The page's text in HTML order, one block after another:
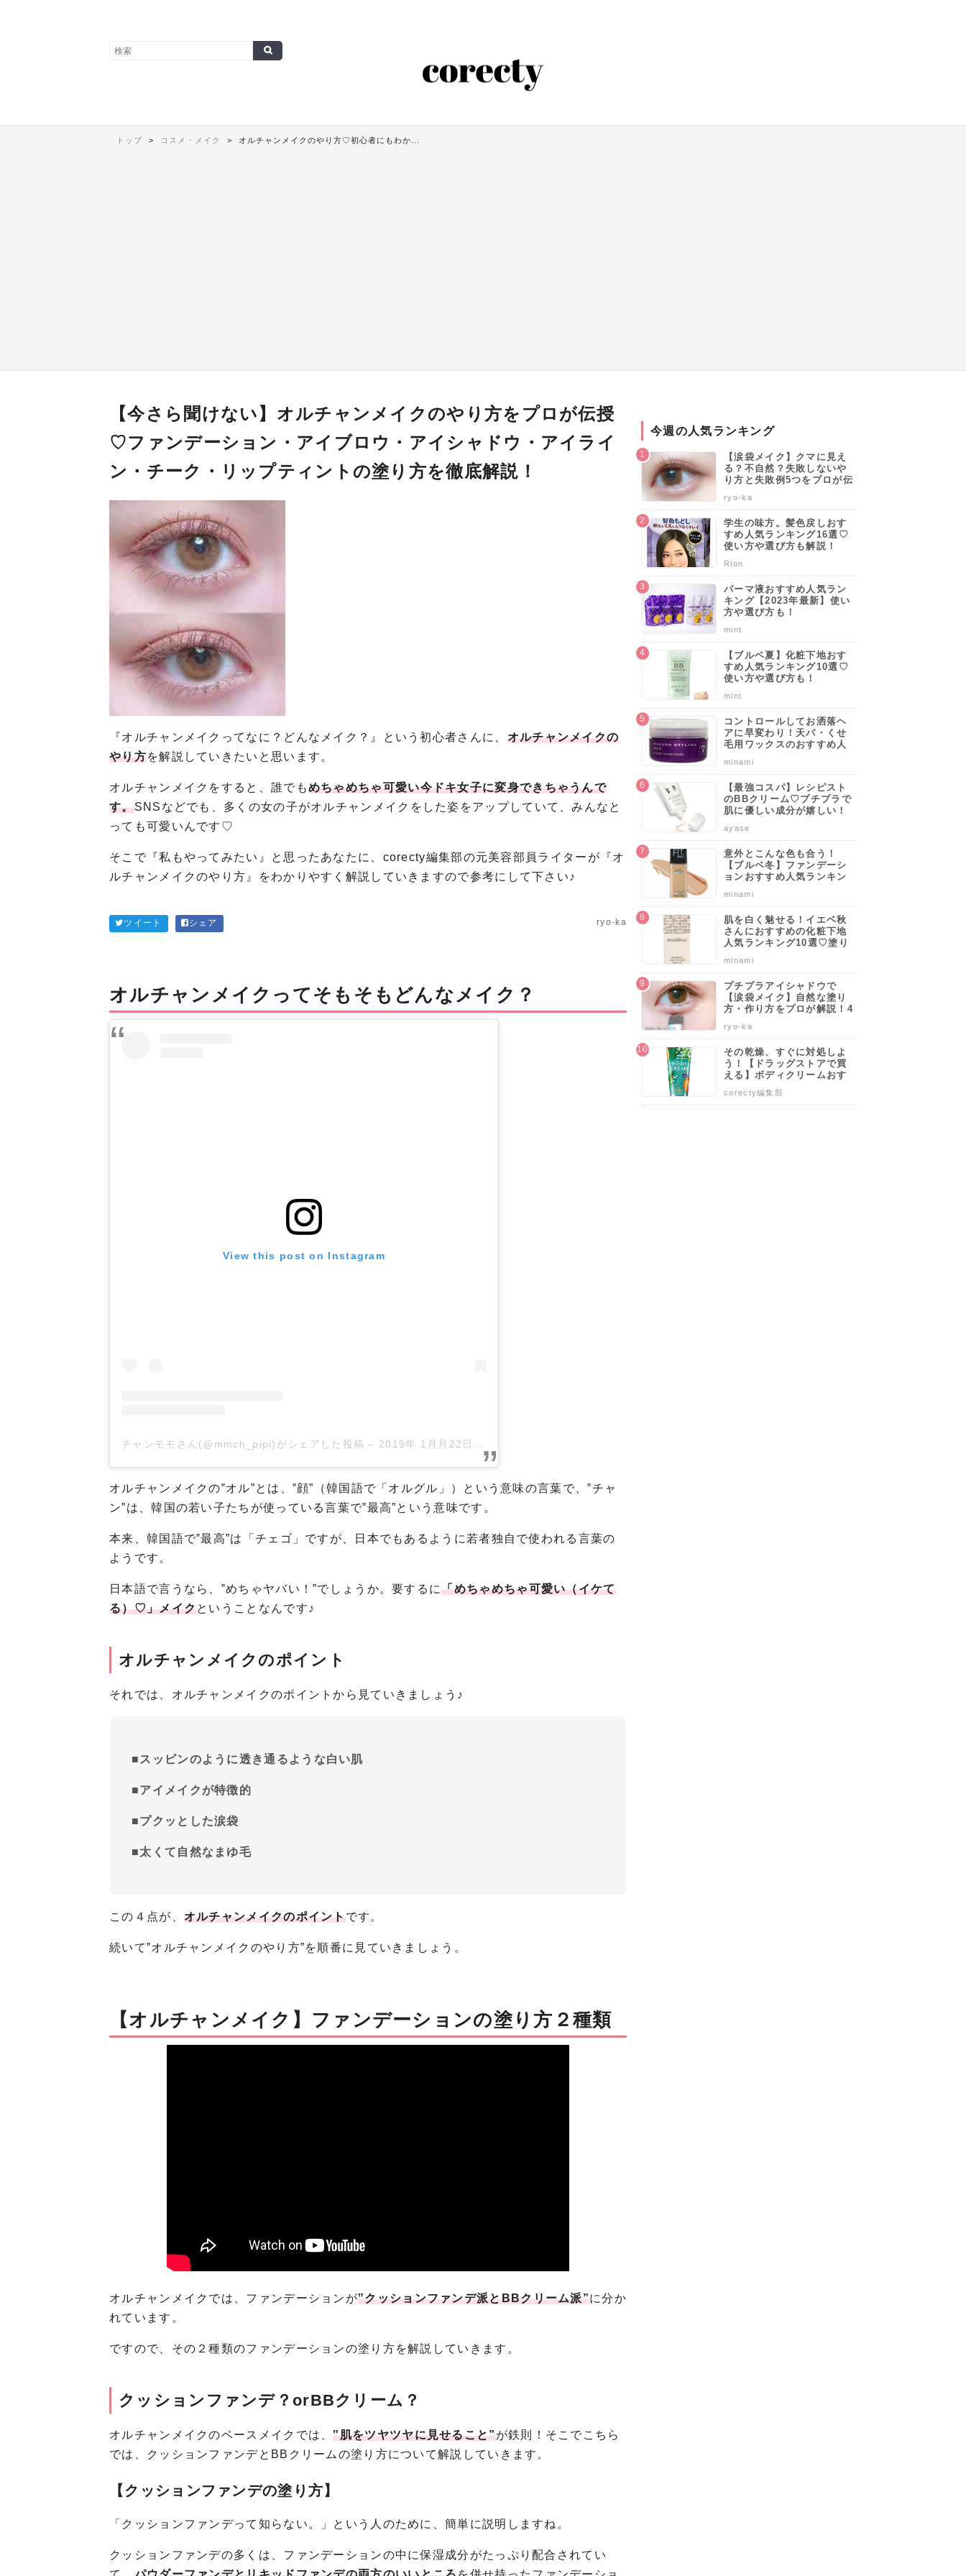
トップ コスメ・メイク オルチャンメイクのやり方♡初心者にもわか...
【今さら聞けない】オルチャンメイクのやり方をプロが伝授
♡ファンデーション・アイブロウ・アイシャドウ・アイライ
ン・チーク・リップティントの塗り方を徹底解説！
『オルチャンメイクってなに？どんなメイク？』という初心者さんに、 オルチャンメイクの
やり方を解説していきたいと思います。
オルチャンメイクをすると、誰でもめちゃめちゃ可愛い今ドキ女子に変身できちゃうんで
す。SNSなどでも、多くの女の子がオルチャンメイクをした姿をアップしていて、みんなと
っても可愛いんです♡
そこで『私もやってみたい』と思ったあなたに、corecty編集部の元美容部員ライターが『オ
ルチャンメイクのやり方』をわかりやすく解説していきますので参考にして下さい♪
ツイート シェア ryo-ka
オルチャンメイクってそもそもどんなメイク？
View this post on Instagram
チャンモモさん(@mmch_pipi)がシェアした投稿 – 2019年 1月月22日午前2時34分PST
オルチャンメイクの‟オル”とは、‟顔”（韓国語で「オルグル」）という意味の言葉で、‟チャ
ン”は、韓国の若い子たちが使っている言葉で‟最高”という意味です。
本来、韓国語で‟最高”は「チェゴ」ですが、日本でもあるように若者独自で使われる言葉の
ようです。
日本語で言うなら、‟めちゃヤバい！”でしょうか。要するに「めちゃめちゃ可愛い（イケて
る）♡」メイクということなんです♪
オルチャンメイクのポイント
それでは、オルチャンメイクのポイントから見ていきましょう♪
■スッピンのように透き通るような白い肌
■アイメイクが特徴的
■プクッとした涙袋
■太くて自然なまゆ毛
この４点が、 オルチャンメイクのポイントです。
続いて‟オルチャンメイクのやり方”を順番に見ていきましょう。
【オルチャンメイク】ファンデーションの塗り方２種類
オルチャンメイクでは、ファンデーションが‟クッションファンデ派とBBクリーム派”に分か
れています。
ですので、その２種類のファンデーションの塗り方を解説していきます。
クッションファンデ？orBBクリーム？
オルチャンメイクのベースメイクでは、‟肌をツヤツヤに見せること”が鉄則！そこでこちら
では、クッションファンデとBBクリームの塗り方について解説していきます。
【クッションファンデの塗り方】
「クッションファンデって知らない。」という人のために、簡単に説明しますね。
クッションファンデの多くは、ファンデーションの中に保湿成分がたっぷり配合されてい
今週の人気ランキング
【涙袋メイク】クマに見え
る？不自然？失敗しないや
り方と失敗例5つをプロが伝
ryo-ka
学生の味方。髪色戻しおす
すめ人気ランキング16選♡
使い方や選び方も解説！
Rion
パーマ液おすすめ人気ラン
キング【2023年最新】使い
方や選び方も！
mint
【ブルベ夏】化粧下地おす
すめ人気ランキング10選♡
使い方や選び方も！
mint
コントロールしてお洒落ヘ
アに早変わり！天パ・くせ
毛用ワックスのおすすめ人
♡使い方や選び方のポイン
minami
【最強コスパ】レシピスト
のBBクリーム♡プチプラで
肌に優しい成分が嬉しい！
らカバーしよう。
ayase
意外とこんな色も合う！
【ブルベ冬】ファンデーシ
ョンおすすめ人気ランキン
ポイントも解説！
minami
肌を白く魅せる！イエベ秋
さんにおすすめの化粧下地
人気ランキング10選♡塗り
説！
minami
プチプラアイシャドウで
【涙袋メイク】自然な塗り
方・作り方をプロが解説！4
伝授します♡
ryo-ka
その乾燥、すぐに対処しよ
う！【ドラッグストアで買
える】ボディクリームおす
すめ人気ランキング10選♡
塗り方や選び方も解説
corecty編集部